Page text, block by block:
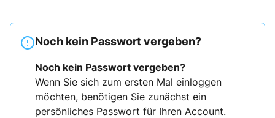
Noch kein Passwort vergeben?
Noch kein Passwort vergeben?
Wenn Sie sich zum ersten Mal einloggen
möchten, benötigen Sie zunächst ein
persönliches Passwort für Ihren Account.